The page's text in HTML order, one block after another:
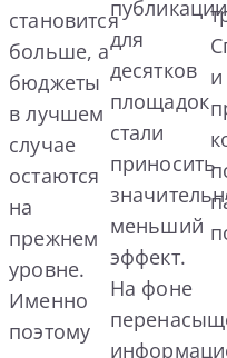
становится
больше, а
бюджеты
в лучшем
случае
остаются
на
прежнем
уровне.
Именно
поэтому
публикации
для
десятков
площадок
стали
приносить
меньший
эффект.
На фоне
и